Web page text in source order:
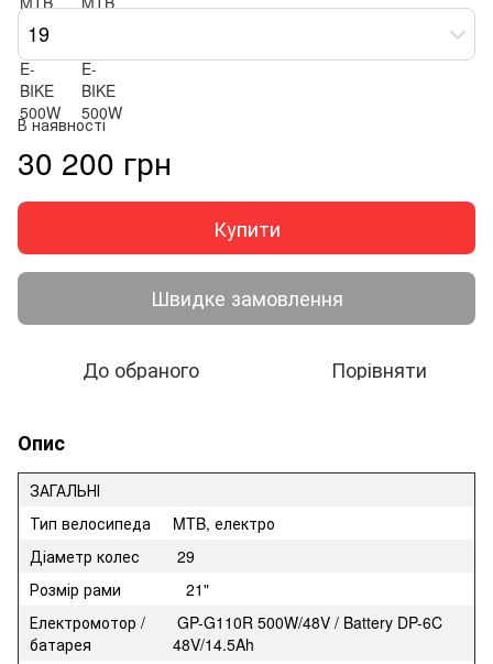
19
В наявності
30 200 грн
Купити
Швидке замовлення
До обраного Порівняти
Опис
ЗАГАЛЬНІ
Тип велосипеда
MTB, електро
Діаметр колес
29
Розмір рами
21"
Електромотор /
батарея
GP-G110R 500W/48V / Battery DP-6C
48V/14.5Ah